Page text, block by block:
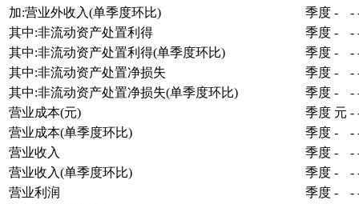
加:营业外收入(单季度环比)
季度 - -
其中:非流动资产处置利得
季度 - -
其中:非流动资产处置利得(单季度环比)
季度 - -
其中:非流动资产处置净损失
季度 - -
其中:非流动资产处置净损失(单季度环比)
季度 - -
营业成本(元)
季度 元 -
营业成本(单季度环比)
季度 - -
营业收入
季度 - -
营业收入(单季度环比)
季度 - -
营业利润
季度 - -